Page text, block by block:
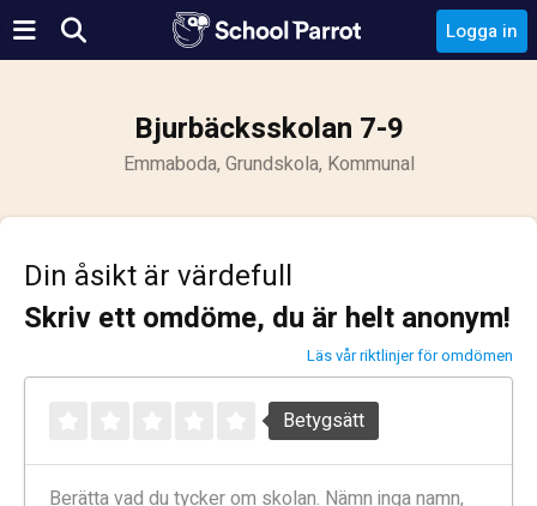
Logga in
Bjurbäcksskolan 7-9
Emmaboda, Grundskola, Kommunal
Din åsikt är värdefull
Skriv ett omdöme, du är helt anonym!
Läs vår riktlinjer för omdömen
Betygsätt